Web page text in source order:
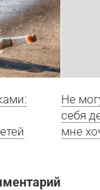
Не
себя
мне